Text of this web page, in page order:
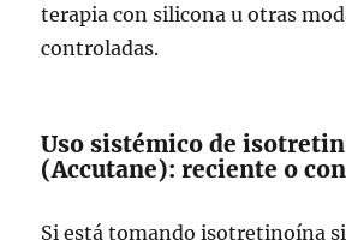
terapia con silicona u otras
controladas.
Uso sistémico de
(Accutane): reciente o
Si está tomando isotretinoína